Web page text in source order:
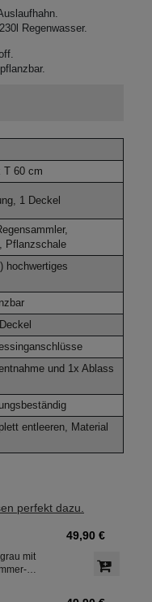
Regenwasser.
T 60 cm
1 Deckel
Pflanzschale
hochwertiges
und 1x Ablass
entleeren, Material
perfekt dazu.
mit
49,90 €